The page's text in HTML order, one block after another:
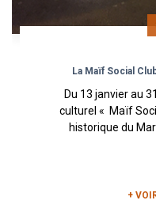
La Maïf Social
Du 13 janvier au
culturel « Maïf
historique du
+